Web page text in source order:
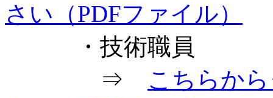
さい（PDFファイル）
・技術職員
⇒ こちらか